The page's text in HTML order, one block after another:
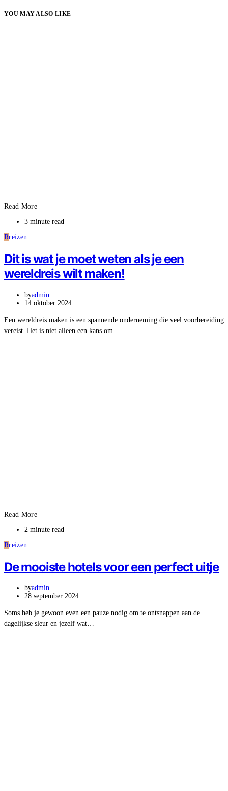
YOU MAY ALSO LIKE
Read More
3 minute read
Rreizen
Dit is wat je moet weten als je een
wereldreis wilt maken!
byadmin
14 oktober 2024
Een wereldreis maken is een spannende onderneming die veel voorbereiding
vereist. Het is niet alleen een kans om…
Read More
2 minute read
Rreizen
De mooiste hotels voor een perfect uitje
byadmin
28 september 2024
Soms heb je gewoon even een pauze nodig om te ontsnappen aan de
dagelijkse sleur en jezelf wat…